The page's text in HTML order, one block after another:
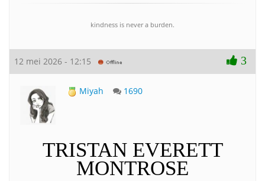
kindness is never a burden.
12 mei 2026 - 12:15 3
Miyah 1690
TRISTAN EVERETT
MONTROSE